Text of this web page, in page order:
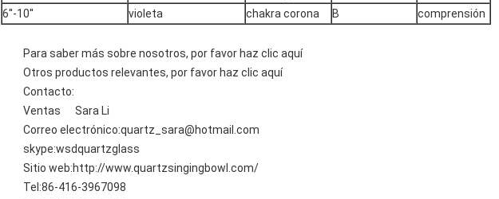
6''-10'' violeta chakra corona B comprensión
Para saber más sobre nosotros, por favor haz clic aquí
Otros productos relevantes, por favor haz clic aquí
Contacto:
Ventas Sara Li
Correo electrónico:quartz_sara@hotmail.com
skype:wsdquartzglass
Sitio web:http://www.quartzsingingbowl.com/
Tel:86-416-3967098